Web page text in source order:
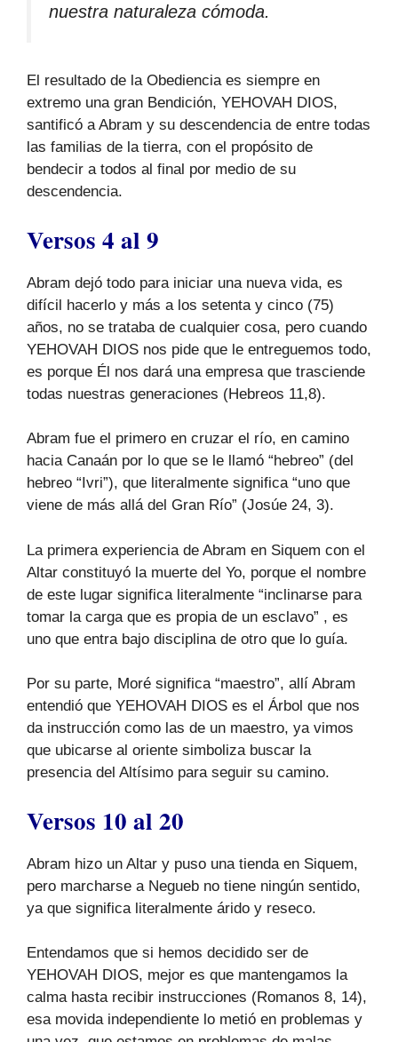
nuestra naturaleza cómoda.
El resultado de la Obediencia es siempre en
extremo una gran Bendición, YEHOVAH DIOS,
santificó a Abram y su descendencia de entre todas
las familias de la tierra, con el propósito de
bendecir a todos al final por medio de su
descendencia.
Versos 4 al 9
Abram dejó todo para iniciar una nueva vida, es
difícil hacerlo y más a los setenta y cinco (75)
años, no se trataba de cualquier cosa, pero cuando
YEHOVAH DIOS nos pide que le entreguemos todo,
es porque Él nos dará una empresa que trasciende
todas nuestras generaciones (Hebreos 11,8).
Abram fue el primero en cruzar el río, en camino
hacia Canaán por lo que se le llamó “hebreo” (del
hebreo “Ivri”), que literalmente significa “uno que
viene de más allá del Gran Río” (Josúe 24, 3).
La primera experiencia de Abram en Siquem con el
Altar constituyó la muerte del Yo, porque el nombre
de este lugar significa literalmente “inclinarse para
tomar la carga que es propia de un esclavo” , es
uno que entra bajo disciplina de otro que lo guía.
Por su parte, Moré significa “maestro”, allí Abram
entendió que YEHOVAH DIOS es el Árbol que nos
da instrucción como las de un maestro, ya vimos
que ubicarse al oriente simboliza buscar la
presencia del Altísimo para seguir su camino.
Versos 10 al 20
Abram hizo un Altar y puso una tienda en Siquem,
pero marcharse a Negueb no tiene ningún sentido,
ya que significa literalmente árido y reseco.
Entendamos que si hemos decidido ser de
YEHOVAH DIOS, mejor es que mantengamos la
calma hasta recibir instrucciones (Romanos 8, 14),
esa movida independiente lo metió en problemas y